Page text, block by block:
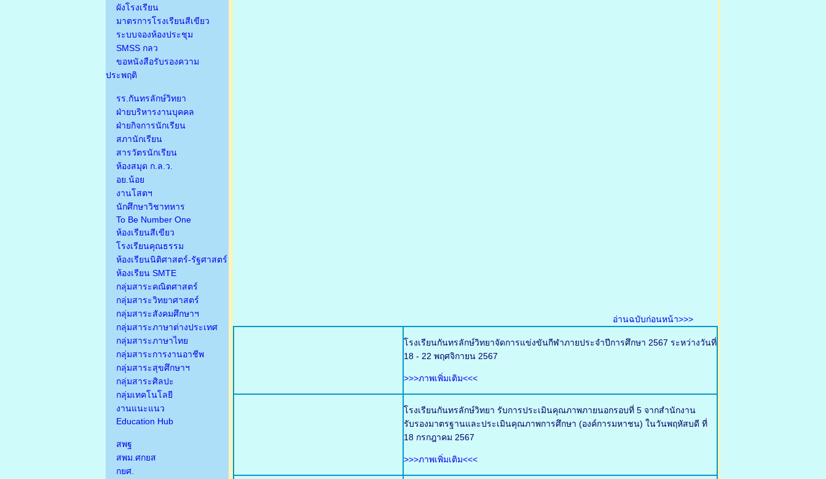
ผังโรงเรียน
มาตรการโรงเรียนสีเขียว
ระบบจองห้องประชุม
SMSS กลว
ขอหนังสือรับรองความ
ประพฤติ
รร.กันทรลักษ์วิทยา
ฝ่ายบริหารงานบุคคล
ฝ่ายกิจการนักเรียน
สภานักเรียน
สารวัตรนักเรียน
ห้องสมุด ก.ล.ว.
อย.น้อย
งานโสตฯ
นักศึกษาวิชาทหาร
To Be Number One
ห้องเรียนสีเขียว
โรงเรียนคุณธรรม
ห้องเรียนนิติศาสตร์-รัฐศาสตร์
ห้องเรียน SMTE
กลุ่มสาระคณิตศาสตร์
กลุ่มสาระวิทยาศาสตร์
กลุ่มสาระสังคมศึกษาฯ
กลุ่มสาระภาษาต่างประเทศ
กลุ่มสาระภาษาไทย
กลุ่มสาระการงานอาชีพ
กลุ่มสาระสุขศึกษาฯ
กลุ่มสาระศิลปะ
กลุ่มเทคโนโลยี
งานแนะแนว
Education Hub
สพฐ
สพม.ศกยส
กยศ.
อ่านฉบับก่อนหน้า>>>
โรงเรียนกันทรลักษ์วิทยาจัดการแข่งขันกีฬาภายประจำปีการศึกษา 2567 ระหว่างวันที่
18 - 22 พฤศจิกายน 2567
>>>ภาพเพิ่มเติม<<<
โรงเรียนกันทรลักษ์วิทยา รับการประเมินคุณภาพภายนอกรอบที่ 5 จากสำนักงาน
รับรองมาตรฐานและประเมินคุณภาพการศึกษา (องค์การมหาชน) ในวันพฤหัสบดี ที่
18 กรกฎาคม 2567
>>>ภาพเพิ่มเติม<<<